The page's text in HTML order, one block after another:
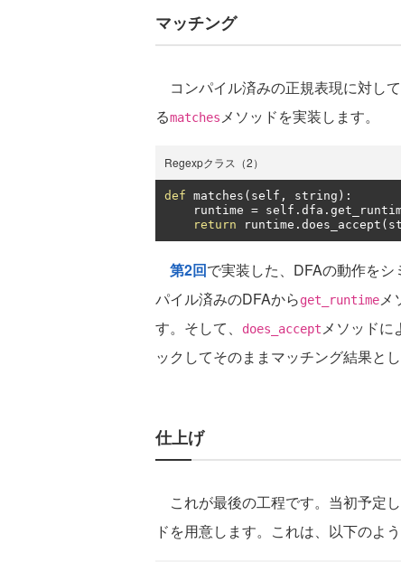
マッチング
コンパイル済みの正規表現に対し
るmatchesメソッドを実装します。
Regexpクラス（2）
def matches ( self , string ):
    runtime
= self . dfa .
return runtime . does_accept (
第2回で実装した、DFAの動作を
パイル済みのDFAからget_runtimeメ
す。そして、
does_acceptメソッドに
ックしてそのままマッチング結果とし
仕上げ
これが最後の工程です。当初予定
ドを用意します。これは、以下のよ